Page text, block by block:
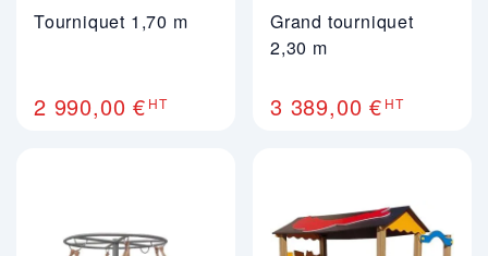
Tourniquet 1,70 m
2 990,00 € HT
Grand tourniquet
2,30 m
3 389,00 € HT